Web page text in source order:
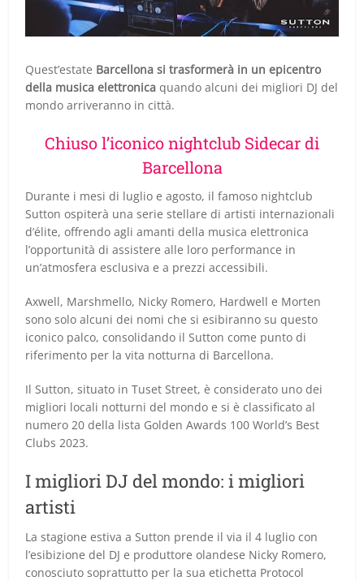
Quest’estate Barcellona si trasformerà in un epicentro
della musica elettronica quando alcuni dei migliori DJ del
mondo arriveranno in città.
Chiuso l’iconico nightclub Sidecar di
Barcellona
Durante i mesi di luglio e agosto, il famoso nightclub
Sutton ospiterà una serie stellare di artisti internazionali
d’élite, offrendo agli amanti della musica elettronica
l’opportunità di assistere alle loro performance in
un’atmosfera esclusiva e a prezzi accessibili.
Axwell, Marshmello, Nicky Romero, Hardwell e Morten
sono solo alcuni dei nomi che si esibiranno su questo
iconico palco, consolidando il Sutton come punto di
riferimento per la vita notturna di Barcellona.
Il Sutton, situato in Tuset Street, è considerato uno dei
migliori locali notturni del mondo e si è classificato al
numero 20 della lista Golden Awards 100 World’s Best
Clubs 2023.
I migliori DJ del mondo: i migliori
artisti
La stagione estiva a Sutton prende il via il 4 luglio con
l’esibizione del DJ e produttore olandese Nicky Romero,
conosciuto soprattutto per la sua etichetta Protocol